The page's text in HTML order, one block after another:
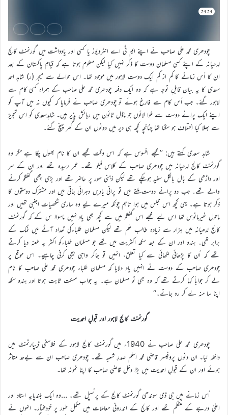
چودھری محمد علی صاحب نے اپنے ایم ٹی اے انٹرویوز یا کسی اور یادداشت میں گورنمنٹ کالج
لدھیانہ کے اپنے کسی مسلمان دوست کا ذکر نہیں کیا لیکن معلوم ہوتا ہے کہ قیامِ پاکستان کے بعد
ان کا اُس زمانے کا کم از کم ایک دوست لاہور میں موجود تھا۔ اس حوالے سے میجر (ر) شاہد احمد
سعدی کا یہ بیان قابلِ توجہ ہے کہ وہ ایک دفعہ چودھری محمد علی صاحب کے ہمراہ کسی کام سے
لاہور گئے۔ جب اُس کام سے فارغ ہوئے تو چودھری صاحب نے فرمایا کہ کیوں نہ میں آپ کو
اپنے ایک پرانے دوست سے ملوا لائوں جو ماڈل ٹائون میں رہائش پذیر ہیں۔ شاہدسعدی کو اس تجویز
سے بھلا کیا اختلاف ہو سکتا تھا چنانچہ کچھ ہی دیر میں دونوں ان کے گھر پہنچ گئے۔
شاہد سعدی کہتے ہیں: ’’مجھے افسوس ہے کہ اس وقت مجھے ان کا نام بھول چکا ہے مگر وہ
گورنمنٹ کالج لدھیانہ میں چودھری صاحب کے کلاس فیلو تھے۔ عمر رسیدہ تھے اور ان کے سر
اور داڑھی کے بال بالکل سفید ہوچکے تھے لیکن ذہنی طور پر حاضر تھے اور بڑی اچھی گفتگو کرنے
والے تھے۔ جب دو پرانے دوست ملتے ہیں تو پرانی یادیں دہرائی جاتی ہیں اور مشترک دوستوں کا
ذکر ہوتا ہے۔ یہی کچھ اس مجلس میں ہوا تاہم چونکہ میرے لیے وہ ساری شخصیات اجنبی تھیں اور
ماحول غیرمانوس تھا اس لیے مجھے اس گفتگو میں سے کچھ بھی یاد نہیں ماسواا س کے کہ گورنمنٹ
کالج لدھیانہ میں ہزار سے زیادہ طالب علم تھے لیکن مسلمان طلباءکی تعداد آٹے میں نمک کے
برابر تھی۔ ہندو اور ان کے بعد سکھ اکثریت میں تھے جو مسلمان طلباءکو اکثر یہ طعنہ دیا کرتے
تھے کہ اُن کا پڑھائی لکھائی سے کیا تعلق، انہیں تو جاکر واہی بیجی کرنی چاہیے۔ اس موقع پر
چودھری صاحب کے دوست نے انہیں یاد دلایا کہ مسلمان طلباء چودھری محمد علی صاحب کا نام
لے کر جواباً کہا کرتے تھے کہ وہ بھی تو مسلمان ہے۔ یہ جواب مسکت ثابت ہوتا اور ہندو سکھ
اپنا سا منہ لے کر رہ جاتے۔‘‘
گورنمنٹ کالج لاہور اور قبولِ احمدیت
چودھری محمد علی صاحب نے 1940ء میں گورنمنٹ کالج لاہور کے فلاسفی ڈیپارٹمنٹ میں
داخلہ لیا۔ ان دنوں پروفیسر قاضی محمد اسلم صدرِ شعبہ تھے۔ چودھری صاحب ان سے بےحد متاثر
ہوئے اور ان کے قبولِ احمدیت میں بڑا دخل قاضی صاحب کا اپنا نمونہ تھا۔
اُس زمانے میں جی ڈی سوندھی گورنمنٹ کالج کے پرنسپل تھے۔ …وہ ایک بلندپایہ استاد اور
اعلیٰ درجے کے منتظم تھے اور کالج کے اندرونی معاملات میں مکمل طور پر خودمختار۔ انہوں نے